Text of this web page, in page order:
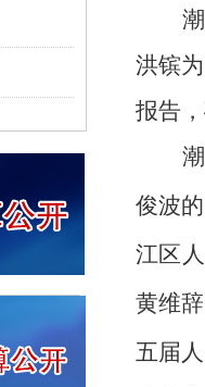
洪镔
报告
俊波
江区
黄维
五届